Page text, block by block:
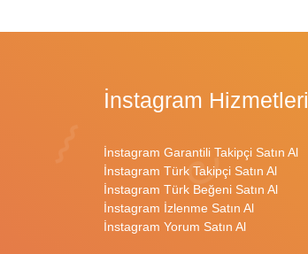
İnstagram Hizmetleri
İnstagram Garantili Takipçi Satın Al
İnstagram Türk Takipçi Satın Al
İnstagram Türk Beğeni Satın Al
İnstagram İzlenme Satın Al
İnstagram Yorum Satın Al